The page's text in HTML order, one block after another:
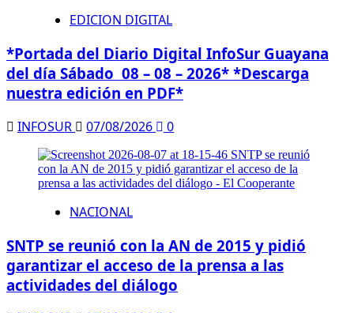
EDICION DIGITAL
*Portada del Diario Digital InfoSur Guayana
del día Sábado 08 – 08 – 2026* *Descarga
nuestra edición en PDF*
INFOSUR 07/08/2026 0
NACIONAL
SNTP se reunió con la AN de 2015 y pidió
garantizar el acceso de la prensa a las
actividades del diálogo